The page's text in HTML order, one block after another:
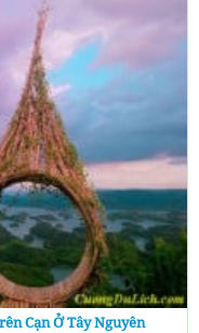
Cạn Ở Tây Nguyên